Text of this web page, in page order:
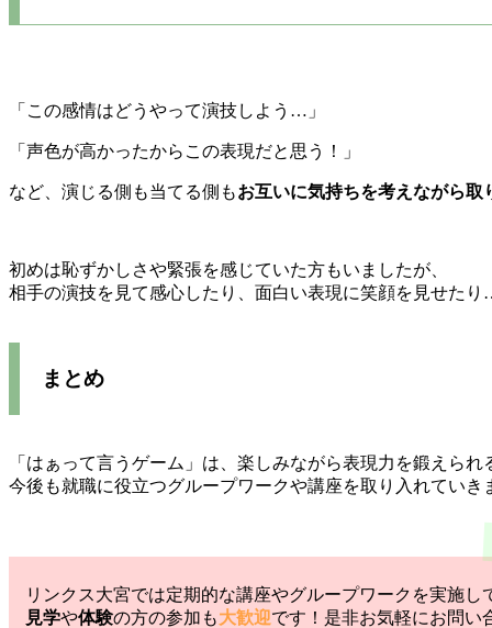
「この感情はどうやって演技しよう…」
「声色が高かったからこの表現だと思う！」
など、演じる側も当てる側もお互いに気持ちを考えながら
初めは恥ずかしさや緊張を感じていた方もいましたが、
相手の演技を見て感心したり、面白い表現に笑顔を見せた
まとめ
「はぁって言うゲーム」は、楽しみながら表現力を鍛えら
今後も就職に役立つグループワークや講座を取り入れてい
リンクス大宮では定期的な講座やグループワークを実施し
見学や体験の方の参加も大歓迎です！是非お気軽にお問い